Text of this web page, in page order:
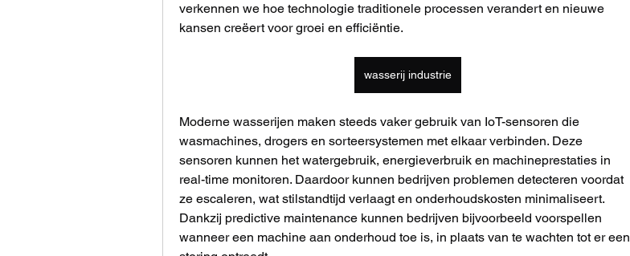
verkennen we hoe technologie traditionele processen verandert en nieuwe
kansen creëert voor groei en efficiëntie.
wasserij industrie
Moderne wasserijen maken steeds vaker gebruik van IoT-sensoren die
wasmachines, drogers en sorteersystemen met elkaar verbinden. Deze
sensoren kunnen het watergebruik, energieverbruik en machineprestaties in
real-time monitoren. Daardoor kunnen bedrijven problemen detecteren voordat
ze escaleren, wat stilstandtijd verlaagt en onderhoudskosten minimaliseert.
Dankzij predictive maintenance kunnen bedrijven bijvoorbeeld voorspellen
wanneer een machine aan onderhoud toe is, in plaats van te wachten tot er een